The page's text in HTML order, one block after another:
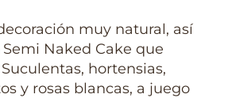
muy natural, así
Naked Cake que
hortensias,
y rosas blancas, a juego